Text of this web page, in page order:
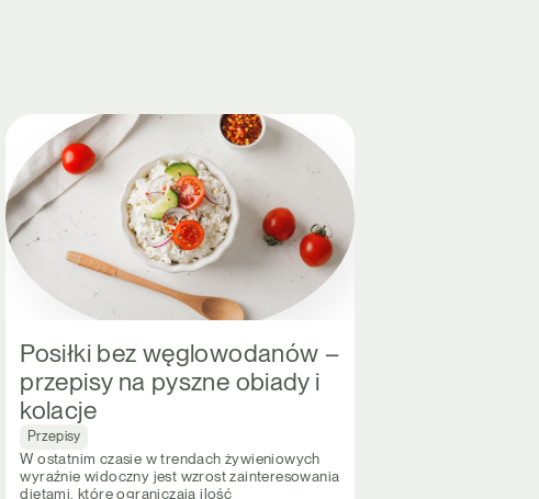
Posiłki bez węglowodanów –
przepisy na pyszne obiady i
kolacje
Przepisy
W ostatnim czasie w trendach żywieniowych
wyraźnie widoczny jest wzrost zainteresowania
dietami, które ograniczają ilość